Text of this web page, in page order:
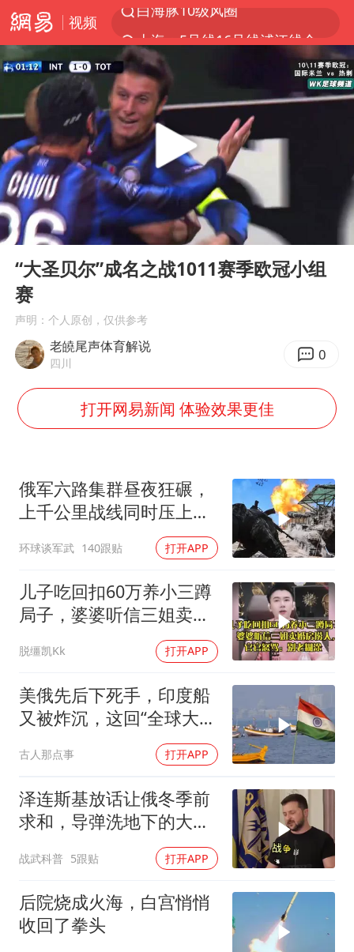
视频
上海全域长途客运班次全部停运
王传君 《披荆斩棘》
上海暴雨红色预警
以军士兵把枪口对准中国记者
2025年小学教师减少13.19万
泰国：高度重视中国游客旅游体验
王艺迪无缘横滨赛决赛
上海大部迎大暴雨
构建更高水平的全民健身公共服务体系
Play
00:00
“大圣贝尔”成名之战1011赛季欧冠小组
赛
声明：个人原创，仅供参考
老皢尾声体育解说
四川 0
打开网易新闻 体验效果更佳
俄军六路集群昼夜狂碾，
上千公里战线同时压上，
苏梅方向乌军精锐被成建
制打残
环球谈军武 140跟贴 打开APP
儿子吃回扣60万养小三蹲
局子，婆婆听信三姐卖婚
脱缰凯Kk 打开APP
美俄先后下死手，印度船
又被炸沉，这回“全球大
国”的面具彻底挂不住了
古人那点事 打开APP
泽连斯基放话让俄冬季前
求和，导弹洗地下的大饼
战武科普 5跟贴 打开APP
后院烧成火海，白宫悄悄
收回了拳头